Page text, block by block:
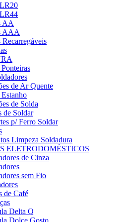
AA
AAA
Recarregáveis
de Ar Quente
de Solda
de Soldar
p/ Ferro Soldar
Limpeza Soldadura
ELETRODOMÉSTICOS
de Cinza
sem Fio
de Café
Delta Q
Dolce Gosto